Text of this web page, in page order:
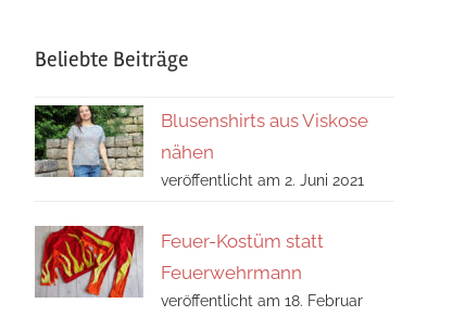
Beliebte Beiträge
Blusenshirts aus Viskose
nähen
veröffentlicht am 2. Juni 2021
Feuer-Kostüm statt
Feuerwehrmann
veröffentlicht am 18. Februar